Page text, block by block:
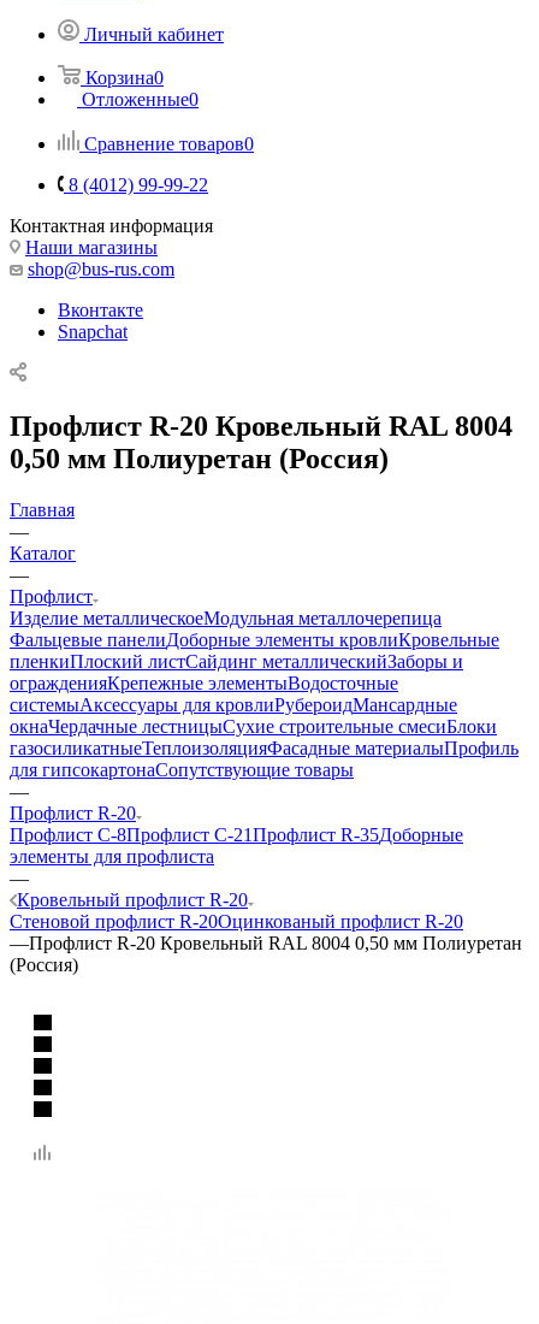
Личный кабинет
Корзина0
Отложенные0
Сравнение товаров0
8 (4012) 99-99-22
Контактная информация
Наши магазины
shop@bus-rus.com
Вконтакте
Snapchat
Профлист R-20 Кровельный RAL 8004
0,50 мм Полиуретан (Россия)
Главная
—
Каталог
—
Профлист
Изделие металлическоеМодульная металлочерепица
Фальцевые панелиДоборные элементы кровлиКровельные
пленкиПлоский листСайдинг металлическийЗаборы и
огражденияКрепежные элементыВодосточные
системыАксессуары для кровлиРубероидМансардные
окнаЧердачные лестницыСухие строительные смесиБлоки
газосиликатныеТеплоизоляцияФасадные материалыПрофиль
для гипсокартонаСопутствующие товары
—
Профлист R-20
Профлист C-8Профлист C-21Профлист R-35Доборные
элементы для профлиста
—
Кровельный профлист R-20
Стеновой профлист R-20Оцинкованый профлист R-20
—Профлист R-20 Кровельный RAL 8004 0,50 мм Полиуретан
(Россия)